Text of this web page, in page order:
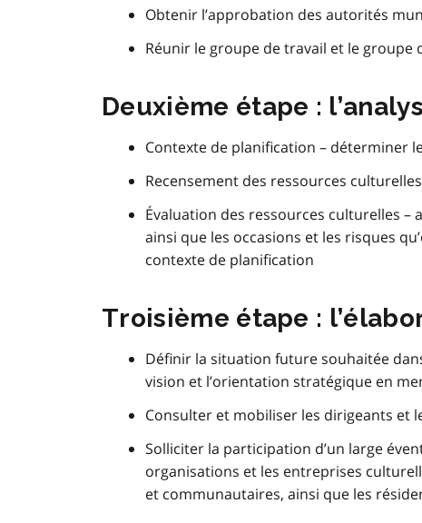
Obtenir l’approbation des autorités
Réunir le groupe de travail et le
Deuxième étape :
Contexte de planification – déterminer
Recensement des ressources
Évaluation des ressources culturelles –
ainsi que les occasions et les risques
contexte de planification
Troisième étape :
Définir la situation future souhaitée
vision et l’orientation stratégique en
Consulter et mobiliser les dirigeants et
Solliciter la participation d’un large
organisations et les entreprises
et communautaires, ainsi que les